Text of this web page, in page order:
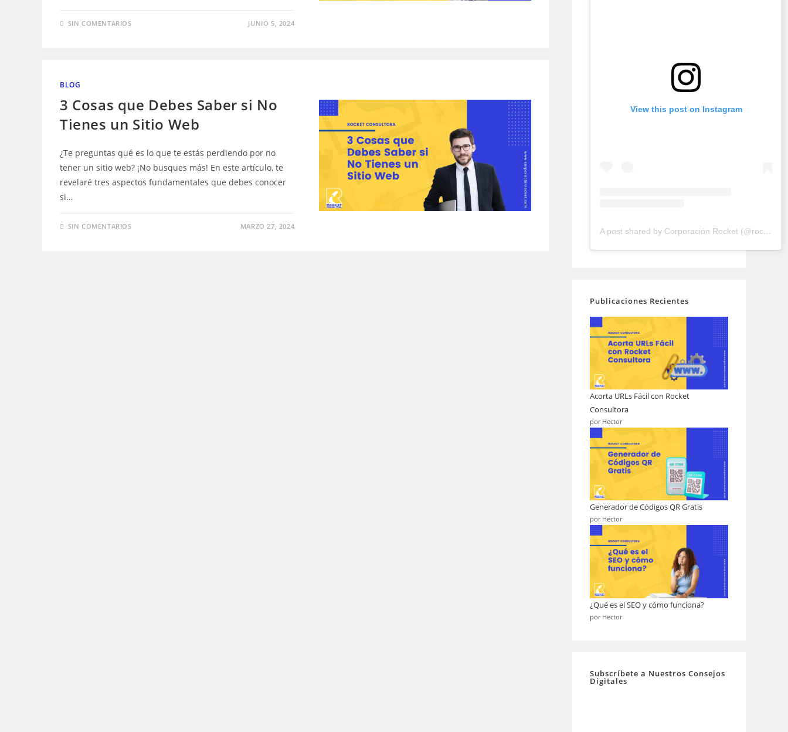
SIN COMENTARIOS JUNIO 5, 2024
BLOG
3 Cosas que Debes Saber si No
Tienes un Sitio Web
¿Te preguntas qué es lo que te estás perdiendo por no
tener un sitio web? ¡No busques más! En este artículo, te
revelaré tres aspectos fundamentales que debes conocer
si…
SIN COMENTARIOS MARZO 27, 2024
View this post on Instagram
A post shared by Corporación Rocket (@rocketconsultora)
Publicaciones Recientes
Acorta URLs Fácil con Rocket
Consultora
por Hector
Generador de Códigos QR Gratis
por Hector
¿Qué es el SEO y cómo funciona?
por Hector
Subscríbete a Nuestros Consejos
Digitales